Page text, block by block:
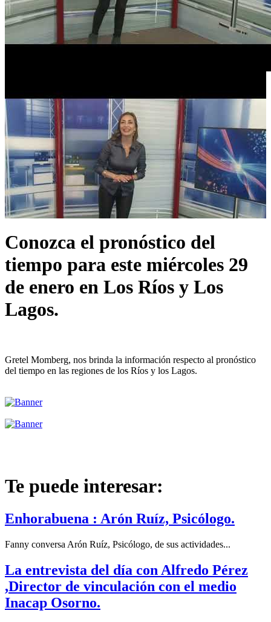
Conozca el pronóstico del
tiempo para este miércoles 29
de enero en Los Ríos y Los
Lagos.
Gretel Momberg, nos brinda la información respecto al pronóstico
del tiempo en las regiones de los Ríos y los Lagos.
Te puede interesar:
Enhorabuena : Arón Ruíz, Psicólogo.
Fanny conversa Arón Ruíz, Psicólogo, de sus actividades...
La entrevista del día con Alfredo Pérez
,Director de vinculación con el medio
Inacap Osorno.